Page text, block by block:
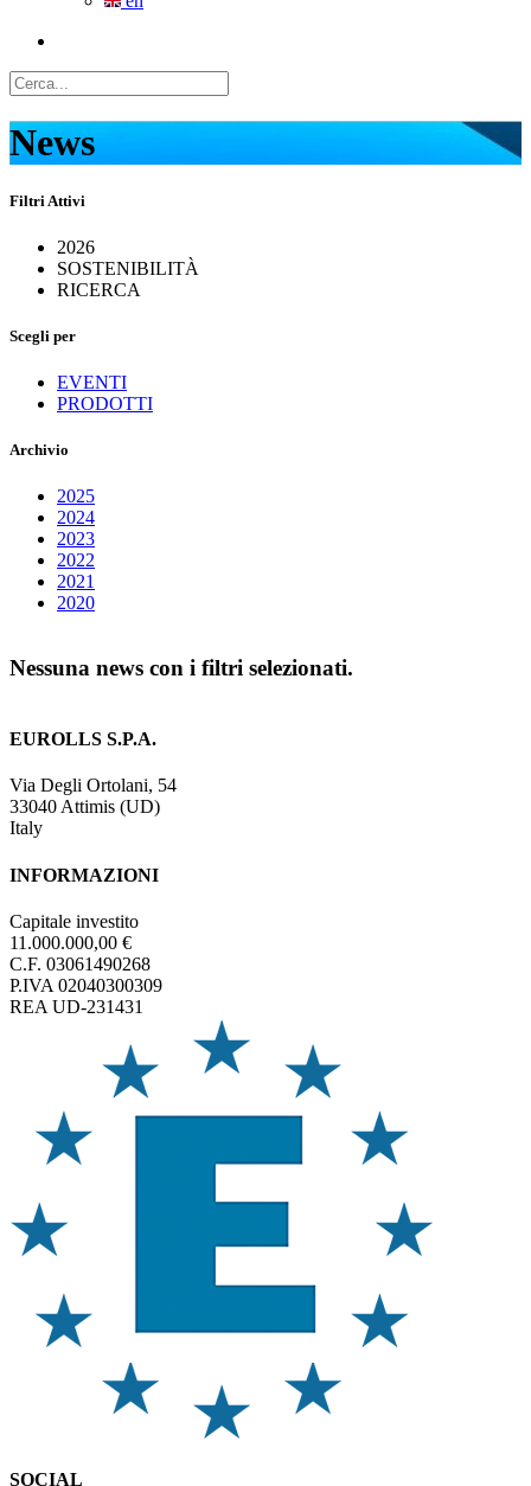
News
Filtri Attivi
2026
SOSTENIBILITÀ
RICERCA
Scegli per
EVENTI
PRODOTTI
Archivio
2025
2024
2023
2022
2021
2020
Nessuna news con i filtri selezionati.
EUROLLS S.P.A.
Via Degli Ortolani, 54
33040 Attimis (UD)
Italy
INFORMAZIONI
Capitale investito
11.000.000,00 €
C.F. 03061490268
P.IVA 02040300309
REA UD-231431
SOCIAL